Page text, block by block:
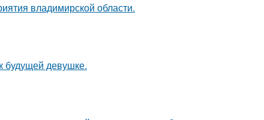
владимирской области.
будущей девушке.